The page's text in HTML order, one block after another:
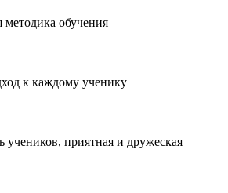
методика обучения
к каждому ученику
учеников, приятная и дружеская